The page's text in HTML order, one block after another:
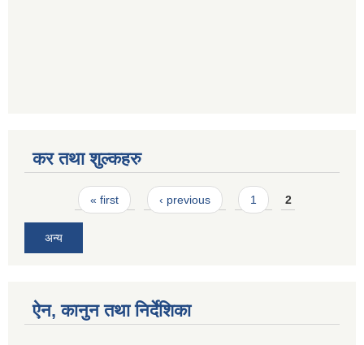
कर तथा शुल्कहरु
Pages« first ‹ previous 1 2
अन्य
ऐन, कानुन तथा निर्देशिका